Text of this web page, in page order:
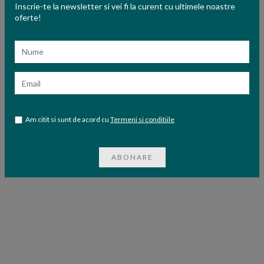
Inscrie-te la newsletter si vei fi la curent cu ultimele noastre
oferte!
Am citit si sunt de acord cu Termeni si conditiile
ABONARE